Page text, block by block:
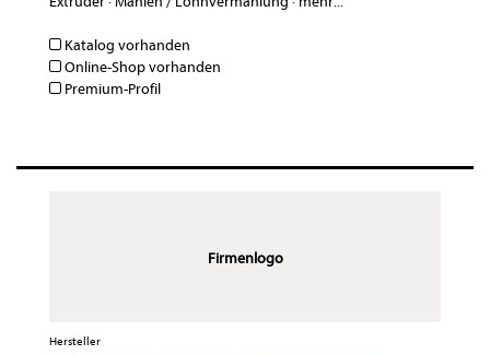
Katalog vorhanden
Online-Shop vorhanden
Premium-Profil
Firmenlogo
Hersteller